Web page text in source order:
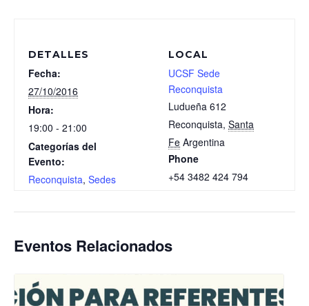
DETALLES
Fecha:
27/10/2016
Hora:
19:00 - 21:00
Categorías del
Evento:
Reconquista, Sedes
LOCAL
UCSF Sede
Reconquista
Ludueña 612
Reconquista, Santa
Fe Argentina
Phone
+54 3482 424 794
Eventos Relacionados